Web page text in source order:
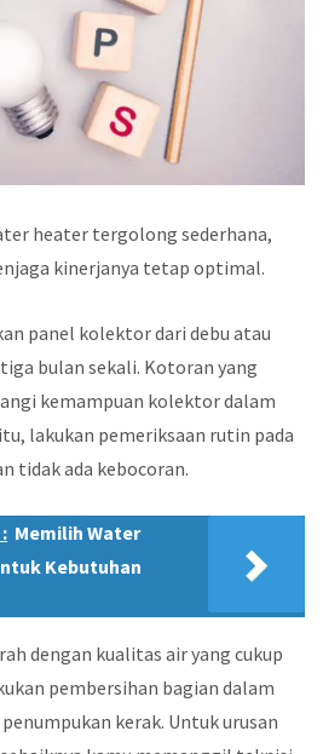
heater tergolong sederhana,
kinerjanya tetap optimal.
panel kolektor dari debu atau
bulan sekali. Kotoran yang
kemampuan kolektor dalam
lakukan pemeriksaan rutin pada
tidak ada kebocoran.
Memilih Water
Kebutuhan
dengan kualitas air yang cukup
pembersihan bagian dalam
kerak. Untuk urusan